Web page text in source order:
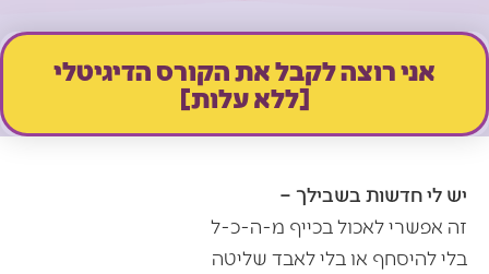
אני רוצה לקבל את הקורס הדיגיטלי
[ללא עלות]
יש לי חדשות בשבילך –
זה אפשרי לאכול בכייף מ-ה-כ-ל
בלי להיסחף או בלי לאבד שליטה